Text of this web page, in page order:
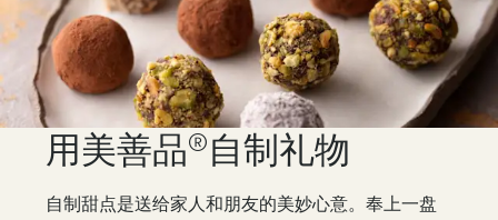
用美善品®自制礼物
自制甜点是送给家人和朋友的美妙心意。奉上一盘